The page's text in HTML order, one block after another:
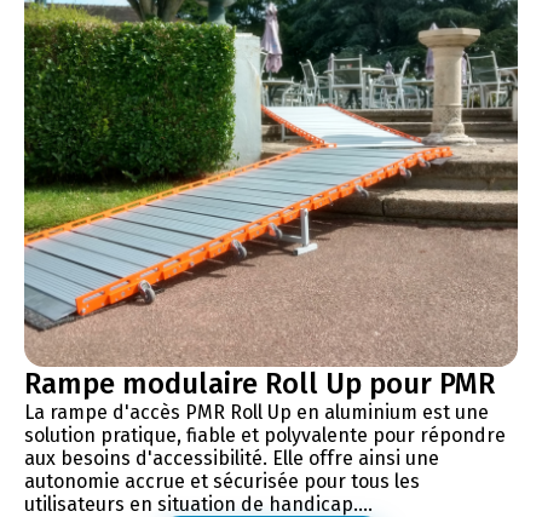
Rampe modulaire Roll Up pour PMR
La rampe d'accès PMR Roll Up en aluminium est une
solution pratique, fiable et polyvalente pour répondre
aux besoins d'accessibilité. Elle offre ainsi une
autonomie accrue et sécurisée pour tous les
utilisateurs en situation de handicap....